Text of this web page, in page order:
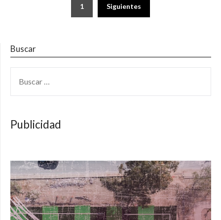
1 Siguientes
Buscar
Publicidad